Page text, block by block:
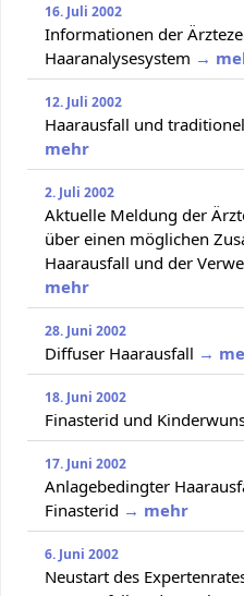
16. Juli 2002
Informationen der
Haaranalysesystem →
12. Juli 2002
Haarausfall und
mehr
2. Juli 2002
Aktuelle Meldung der
über einen möglichen
Haarausfall und der
mehr
28. Juni 2002
Diffuser Haarausfall →
18. Juni 2002
Finasterid und
17. Juni 2002
Anlagebedingter
Finasterid → mehr
6. Juni 2002
Neustart des